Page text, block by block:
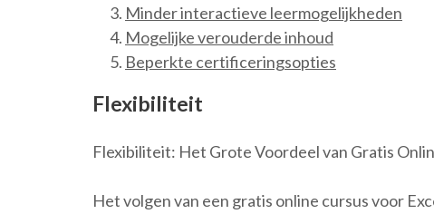
Minder interactieve leermogelijkheden
Mogelijke verouderde inhoud
Beperkte certificeringsopties
Flexibiliteit
Flexibiliteit: Het Grote Voordeel van Gratis
Het volgen van een gratis online cursus voor